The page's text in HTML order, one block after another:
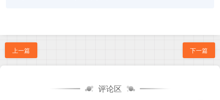
上一篇 下一篇
评论区